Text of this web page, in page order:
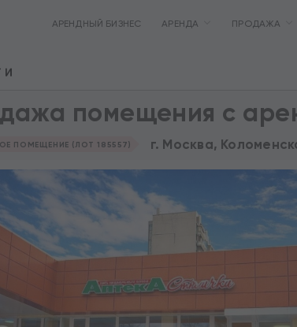
АРЕНДНЫЙ БИЗНЕС АРЕНДА ПРОДАЖА
помещения с
ПОМЕЩЕНИЕ (ЛОТ 185557) г. Москва,